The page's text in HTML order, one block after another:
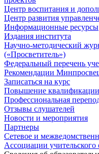
Центр воспитания и
Центр развития
Информационные ресурсы
Издания института
Научно-методический
(«Просветитель»)
Федеральный перечень
Рекомендации
Записаться на курс
Повышение квалификации
Профессиональная
Отзывы слушателей
Новости и мероприятия
Партнеры
Сетевое и
Ассоциации учительского